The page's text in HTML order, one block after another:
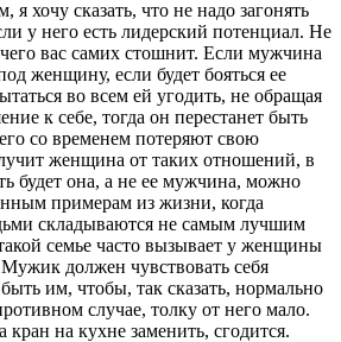
хочу сказать, что не надо загонять
у него есть лидерский потенциал. Не
чего вас самих стошнит. Если мужчина
женщину, если будет бояться ее
во всем ей угодить, не обращая
к себе, тогда он перестанет быть
со временем потеряют свою
женщина от таких отношений, в
будет она, а не ее мужчина, можно
примерам из жизни, когда
складываются не самым лучшим
семье часто вызывает у женщины
должен чувствовать себя
им, чтобы, так сказать, нормально
случае, толку от него мало.
на кухне заменить, сгодится.